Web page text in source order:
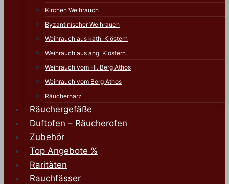
Kirchen Weihrauch
Byzantinischer Weihrauch
Weihrauch aus kath. Klöstern
Weihrauch aus ang. Klöstern
Weihrauch vom Hl. Berg Athos
Weihrauch vom Berg Athos
Räucherharz
Räuchergefäße
Duftofen – Räucherofen
Zubehör
Top Angebote %
Raritäten
Rauchfässer